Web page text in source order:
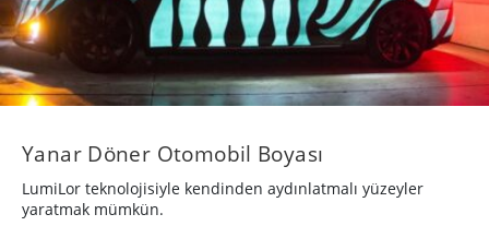
Yanar Döner Otomobil Boyası
LumiLor teknolojisiyle kendinden aydınlatmalı yüzeyler
yaratmak mümkün.